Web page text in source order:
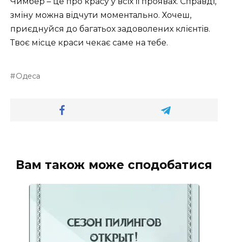
зміну можна відчути моментально. Хочеш,
приєднуйся до багатьох задоволених клієнтів.
Твоє місце краси чекає саме на тебе.
Одеса
Вам також може сподобатися